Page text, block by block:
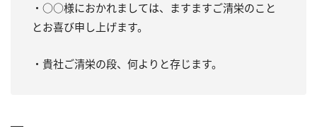
・○○様におかれましては、ますますご清栄のこと
とお喜び申し上げます。
・貴社ご清栄の段、何よりと存じます。